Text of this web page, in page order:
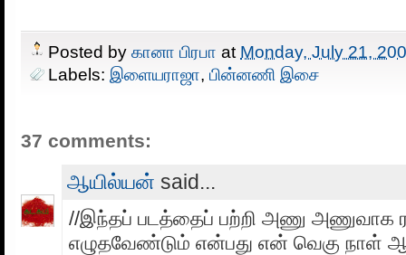
Posted by கானா பிரபா at Monday, July 21,
Labels: இளையராஜா, பின்னணி இசை
37 comments:
ஆயில்யன் said...
//இந்தப் படத்தைப் பற்றி அணு அணுவாக
எழுதவேண்டும் என்பது என் வெகு நாள்